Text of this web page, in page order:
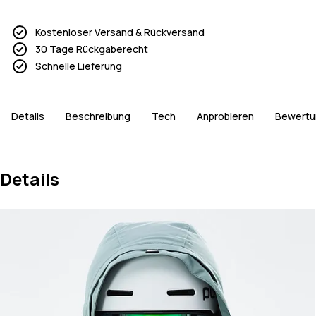
Kostenloser Versand & Rückversand
30 Tage Rückgaberecht
Schnelle Lieferung
Details Beschreibung Tech Anprobieren
Details